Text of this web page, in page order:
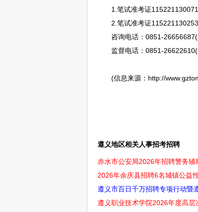
1.笔试准考证
2.笔试准考证
咨询电话：0851-26656687(
监督电话：0851-26622610(
(信息来源：http://
遵义地区相关人事招考招聘
赤水市公安局2026年招聘警务辅
2026年余庆县招聘6名城镇公益
遵义市百日千万招聘专项行动暨
遵义职业技术学院2026年度高层